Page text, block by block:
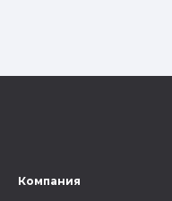
Компания